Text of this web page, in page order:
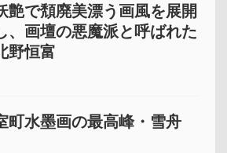
艶で頽廃美漂う画風を展開
、画壇の悪魔派と呼ばれた
野恒富
町水墨画の最高峰・雪舟